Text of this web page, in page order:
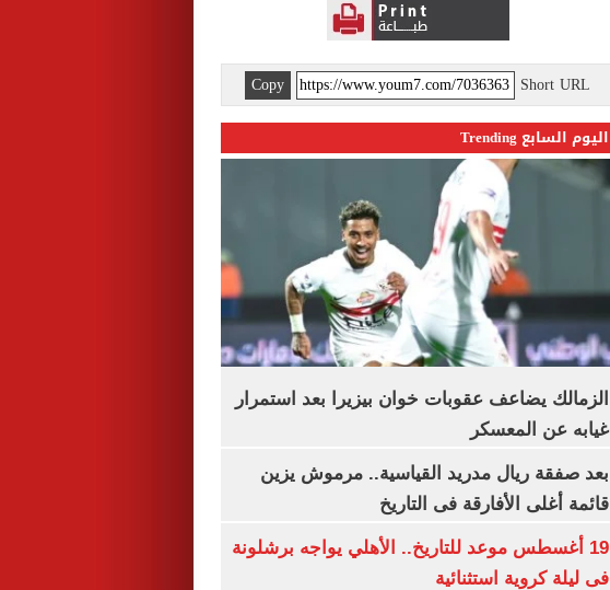
Short URL
Copy
اليوم السابع Trending
الزمالك يضاعف عقوبات خوان بيزيرا بعد استمرار
غيابه عن المعسكر
بعد صفقة ريال مدريد القياسية.. مرموش يزين
قائمة أغلى الأفارقة فى التاريخ
19 أغسطس موعد للتاريخ.. الأهلي يواجه برشلونة
فى ليلة كروية استثنائية